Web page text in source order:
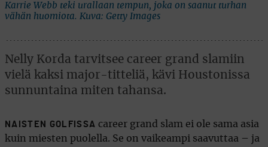
Karrie Webb teki urallaan tempun, joka on saanut turhan
vähän huomiota. Kuva: Getty Images
Nelly Korda tarvitsee career grand slamiin
vielä kaksi major-titteliä, kävi Houstonissa
sunnuntaina miten tahansa.
NAISTEN GOLFISSA career grand slam ei ole sama asia
kuin miesten puolella. Se on vaikeampi saavuttaa – ja